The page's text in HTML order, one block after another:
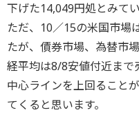
下げた14,049円処とみてい
ただ、10／15の米国市場
たが、債券市場、為替市
経平均は8/8安値付近まで
中心ラインを上回ること
てくると思います。